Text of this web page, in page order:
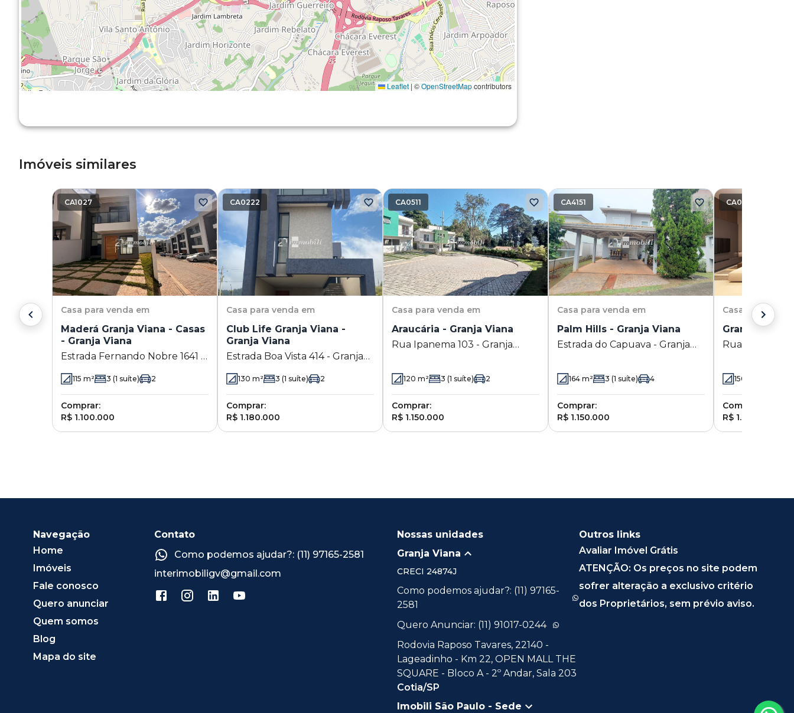
Leaflet | ©OpenStreetMapcontributors
Imóveis similares
CA1027
Casa para venda em
Maderá Granja Viana - Casas
- Granja Viana
Estrada Fernando Nobre 1641 -
115 m² 3 (1 suíte) 2
Comprar:
R$ 1.100.000
CA0222
Casa para venda em
Club Life Granja Viana -
Granja Viana
Estrada Boa Vista 414 - Granja
130 m² 3 (1 suíte) 2
Comprar:
R$ 1.180.000
CA0511
Casa para venda em
Araucária - Granja Viana
Rua Ipanema 103 - Granja
120 m² 3 (1 suíte) 2
Comprar:
R$ 1.150.000
CA4151
Casa para venda em
Palm Hills - Granja Viana
Estrada do Capuava - Granja
164 m² 3 (1 suíte) 4
Comprar:
R$ 1.150.000
CA0152
Casa para
Gramado -
Rua Doutor
150.04
Comprar:
R$ 1.253.518
Navegação
Home
Imóveis
Fale conosco
Quero anunciar
Quem somos
Blog
Mapa do site
Contato
Como podemos ajudar?: (11) 97165-2581
interimobiligv@gmail.com
Nossas unidades
Granja Viana
CRECI 24874J
Como podemos ajudar?: (11) 97165-
2581
Quero Anunciar: (11) 91017-0244
Rodovia Raposo Tavares, 22140 -
Lageadinho - Km 22, OPEN MALL THE
SQUARE - Bloco A - 2º Andar, Sala 203
Cotia/SP
Imobili São Paulo - Sede
Outros links
Avaliar Imóvel Grátis
ATENÇÃO: Os preços no site podem
sofrer alteração a exclusivo critério
dos Proprietários, sem prévio aviso.